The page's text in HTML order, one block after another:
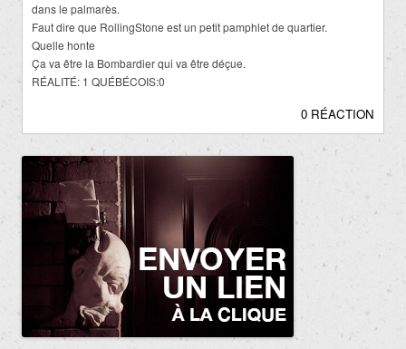
dans le palmarès.
Faut dire que RollingStone est un petit pamphlet de quartier.
Quelle honte
Ça va être la Bombardier qui va être déçue.
RÉALITÉ: 1 QUÉBÉCOIS:0
0 RÉACTION